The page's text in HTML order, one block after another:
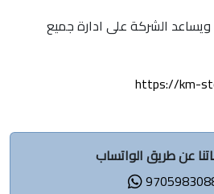
الشركة على ادارة جميع
https://km-
عن طريق الواتساب